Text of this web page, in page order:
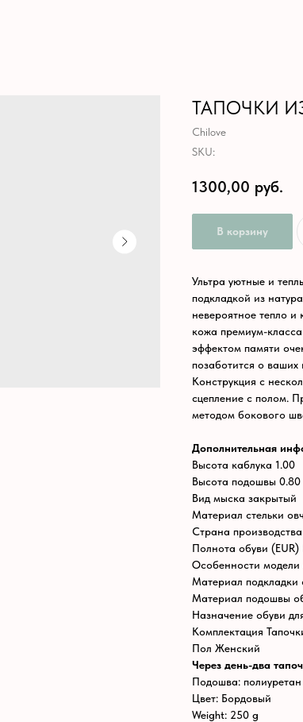
ТАПОЧКИ
Chilove
SKU:
1300,00 руб.
В корзину
Ультра уютные и
подкладкой из
невероятное тепло
кожа премиум-
эффектом памяти
позаботится о
Конструкция с
сцепление с полом.
методом бокового
Дополнительная
Высота каблука 1.00
Высота подошвы 0.80
Вид мыска закрытый
Материал стельки
Страна
Полнота обуви (EUR)
Особенности модели
Материал подкладки
Материал подошвы
Назначение обуви
Комплектация
Пол Женский
Через день-два
Подошва: полиуретан
Цвет: Бордовый
Weight: 250 g